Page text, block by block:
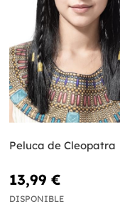
Peluca de Cleopatra
13,99 €
DISPONIBLE